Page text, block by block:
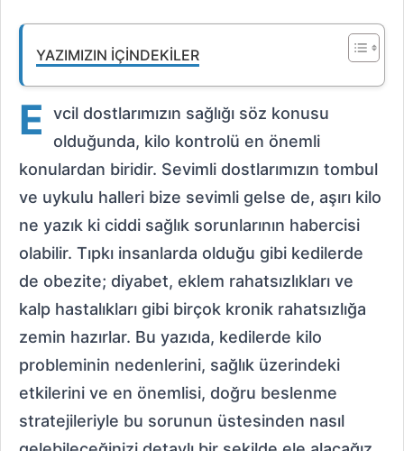
YAZIMIZIN İÇINDEKILER
E
vcil dostlarımızın sağlığı söz konusu
olduğunda, kilo kontrolü en önemli
konulardan biridir. Sevimli dostlarımızın tombul
ve uykulu halleri bize sevimli gelse de, aşırı kilo
ne yazık ki ciddi sağlık sorunlarının habercisi
olabilir. Tıpkı insanlarda olduğu gibi kedilerde
de obezite; diyabet, eklem rahatsızlıkları ve
kalp hastalıkları gibi birçok kronik rahatsızlığa
zemin hazırlar. Bu yazıda, kedilerde kilo
probleminin nedenlerini, sağlık üzerindeki
etkilerini ve en önemlisi, doğru beslenme
stratejileriyle bu sorunun üstesinden nasıl